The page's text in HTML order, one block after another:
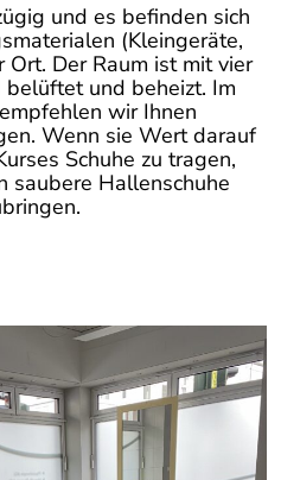
und es befinden sich
(Kleingeräte,
Ort. Der Raum ist mit vier
belüftet und beheizt. Im
wir Ihnen
Wenn sie Wert darauf
Schuhe zu tragen,
saubere Hallenschuhe